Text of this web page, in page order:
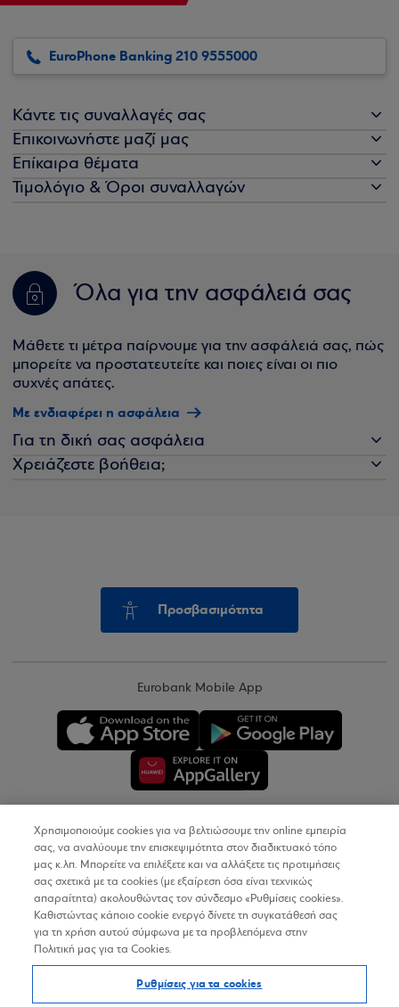
EuroPhone Banking 210 9555000
Κάντε τις συναλλαγές σας
Επικοινωνήστε μαζί μας
Επίκαιρα θέματα
Τιμολόγιο & Όροι συναλλαγών
Όλα για την ασφάλειά σας
Μάθετε τι μέτρα παίρνουμε για την ασφάλειά σας, πώς
μπορείτε να προστατευτείτε και ποιες είναι οι πιο
συχνές απάτες.
Με ενδιαφέρει η ασφάλεια
Για τη δική σας ασφάλεια
Χρειάζεστε βοήθεια;
Προσβασιμότητα
Eurobank Mobile App
Copyright © 2026
Όροι Χρήσης
Προσωπικά Δεδομένα στον Διαδικτυακό Τόπο
Δήλωση Προσβασιμότητας
Χρησιμοποιούμε cookies για να βελτιώσουμε την online εμπειρία
σας, να αναλύουμε την επισκεψιμότητα στον διαδικτυακό τόπο
μας κ.λπ. Μπορείτε να επιλέξετε και να αλλάξετε τις προτιμήσεις
σας σχετικά με τα cookies (με εξαίρεση όσα είναι τεχνικώς
απαραίτητα) ακολουθώντας τον σύνδεσμο «Ρυθμίσεις cookies».
Καθιστώντας κάποιο cookie ενεργό δίνετε τη συγκατάθεσή σας
για τη χρήση αυτού σύμφωνα με τα προβλεπόμενα στην
Πολιτική μας για τα Cookies.
Ρυθμίσεις για τα cookies